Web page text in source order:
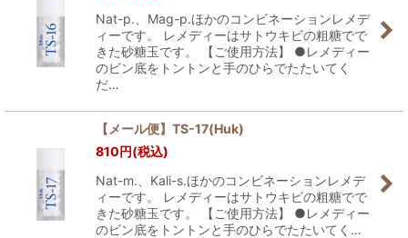
Nat-p.、Mag-p.ほかのコンビネーションレメデ
ィーです。 レメディーはサトウキビの粗糖でで
きた砂糖玉です。 【ご使用方法】 ●レメディー
のビン底をトントンと手のひらでたたいてく
だ…
【メール便】TS-17(Huk)
810円(税込)
Nat-m.、Kali-s.ほかのコンビネーションレメデ
ィーです。 レメディーはサトウキビの粗糖でで
きた砂糖玉です。 【ご使用方法】 ●レメディー
のビン底をトントンと手のひらでたたいてく…